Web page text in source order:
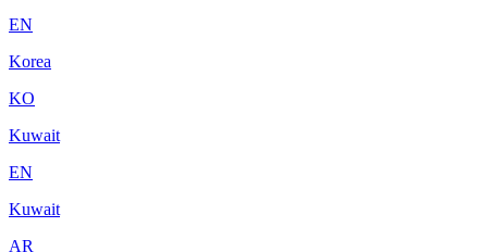
EN
Korea
KO
Kuwait
EN
Kuwait
AR